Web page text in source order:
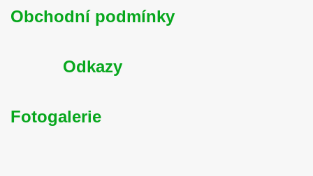
Obchodní podmínky
Odkazy
Fotogalerie